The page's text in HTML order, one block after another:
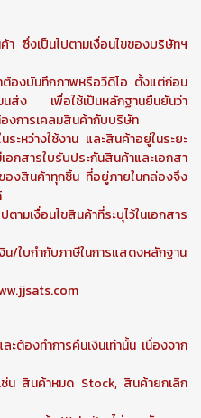
ซึ่งเป็นไปตามเงื่อนไขของบริษัทฯ
องบันทึกภาพหรือวีดีโอ ตั้งแต่ก่อน
นส่ง เพื่อใช้เป็นหลักฐานยืนยันว่า
งการเคลมสินค้ากับบริษัท
ะหว่างใช้งาน และสินค้าอยู่ในระยะ
สารใบรับประกันสินค้าและเอกสา
งสินค้าทุกชิ้น ที่อยู่ภายในกล่องจึง
ามเงื่อนไขสินค้าที่ระบุไว้ในเอกสาร
น/ใบกำกับภาษีในการแสดงหลักฐาน
ต้องทำการคืนเงินเท่านั้น เนื่องจาก
น สินค้าหมด Stock, สินค้ายกเลิก